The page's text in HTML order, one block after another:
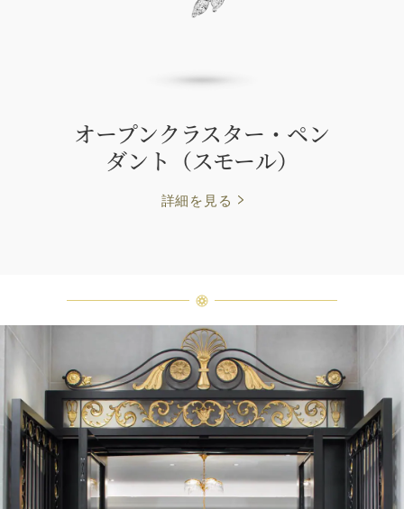
オープンクラスター・ペン
ダント（スモール）
詳細を見る